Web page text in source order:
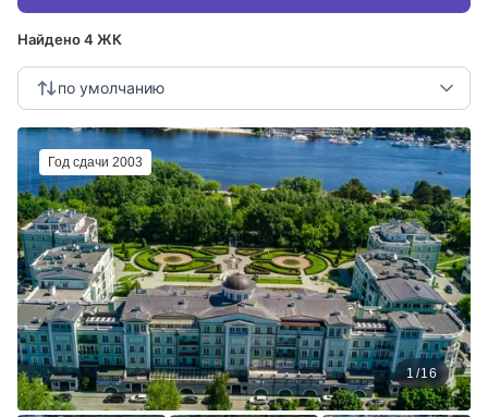
Найдено 4 ЖК
по умолчанию
Год сдачи 2003
1/16